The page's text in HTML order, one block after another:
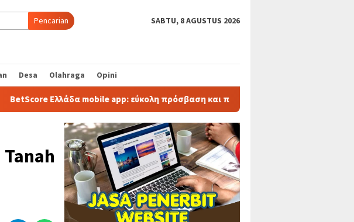
Pencarian SABTU, 8 AGUSTUS 2026
Desa Olahraga Opini
Ελλάδα mobile app: εύκολη πρόσβαση και παιχνίδι εν κινήσει